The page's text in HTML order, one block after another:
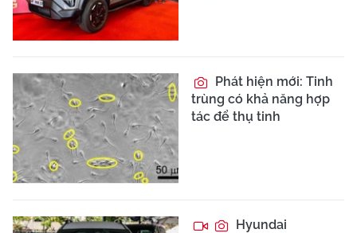
Phát hiện mới: Tinh
trùng có khả năng hợp
tác để thụ tinh
Hyundai